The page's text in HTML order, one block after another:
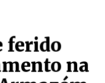
ferido
na